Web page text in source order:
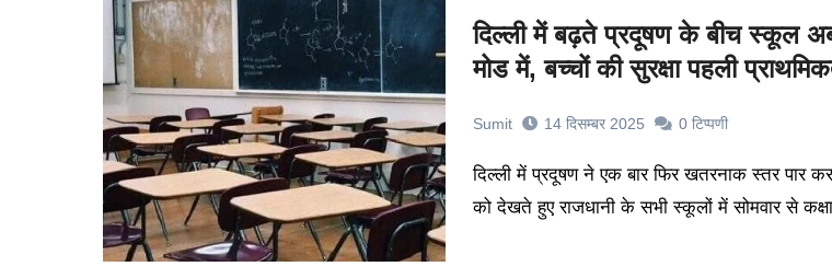
दिल्ली में बढ़ते प्रदूषण के बीच स्कूल अब
मोड में, बच्चों की सुरक्षा पहली
Sumit 14 दिसम्बर 2025 0 टिप्पणी
दिल्ली में प्रदूषण ने एक बार फिर खतरनाक स्तर पार कर लिया है और इसी
को देखते हुए राजधानी के सभी स्कूलों में सोमवार से